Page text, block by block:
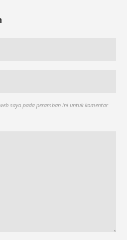
saya pada peramban ini untuk komentar